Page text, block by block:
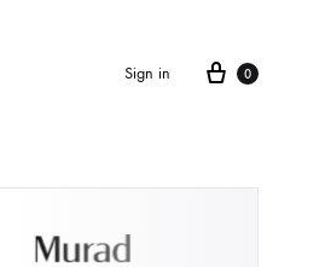
Sign in Cart
0